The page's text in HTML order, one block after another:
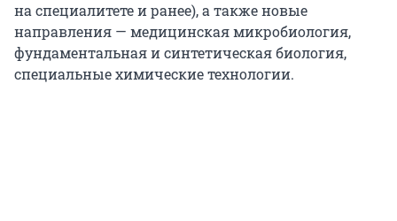
на специалитете и ранее), а также новые
направления — медицинская микробиология,
фундаментальная и синтетическая биология,
специальные химические технологии.